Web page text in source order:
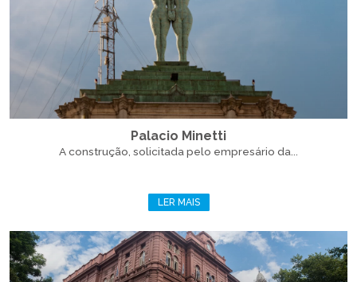
Palacio Minetti
A construção, solicitada pelo empresário da...
LER MAIS